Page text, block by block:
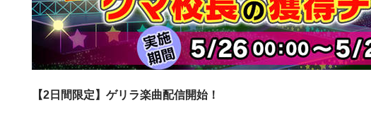
【2日間限定】ゲリラ楽曲配信開始！